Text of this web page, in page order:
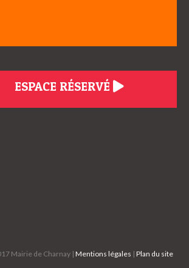
ESPACE RÉSERVÉ
Mairie de Charnay | Mentions légales | Plan du site